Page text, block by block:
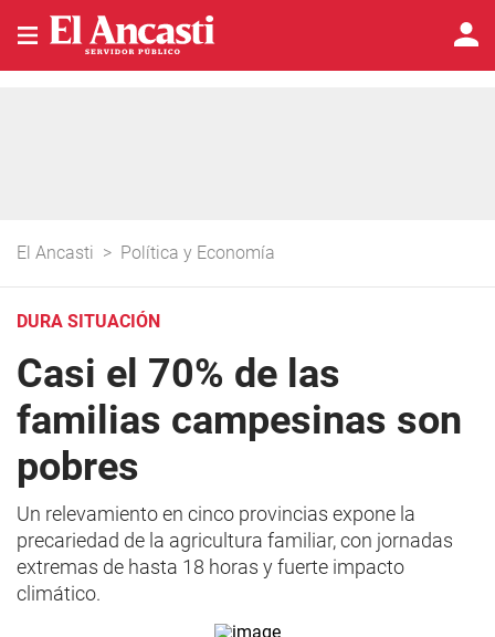
El Ancasti > Política y Economía
DURA SITUACIÓN
Casi el 70% de las
familias campesinas son
pobres
Un relevamiento en cinco provincias expone la
precariedad de la agricultura familiar, con jornadas
extremas de hasta 18 horas y fuerte impacto
climático.